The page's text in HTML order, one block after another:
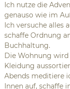
Ich nutze die
genauso wie im
Ich versuche alles
schaffe Ordnung
Buchhaltung.
Die Wohnung
Kleidung
Abends meditiere
Innen auf, schaffe